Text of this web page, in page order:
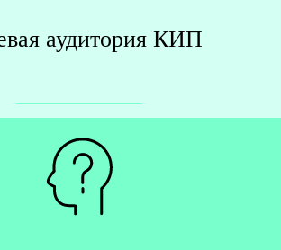
аудитория КИП